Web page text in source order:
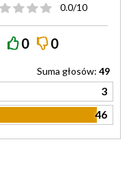
0.0/10
0 0
Suma głosów: 49
3
46